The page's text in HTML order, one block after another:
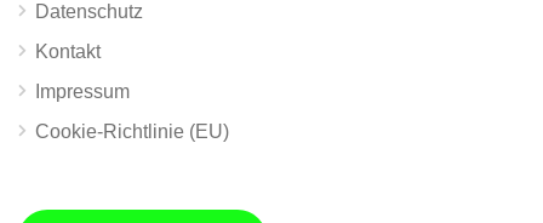
Datenschutz
Kontakt
Impressum
Cookie-Richtlinie (EU)